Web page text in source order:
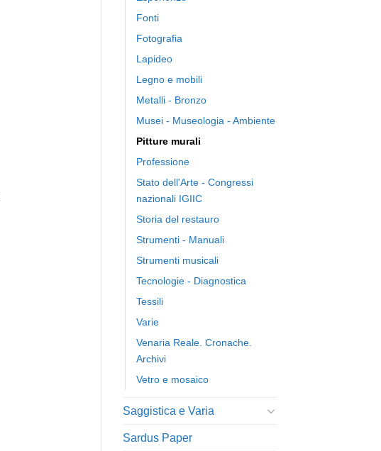
Fonti
Fotografia
Lapideo
Legno e mobili
Metalli - Bronzo
Musei - Museologia - Ambiente
Pitture murali
Professione
Stato dell'Arte - Congressi
nazionali IGIIC
Storia del restauro
Strumenti - Manuali
Strumenti musicali
Tecnologie - Diagnostica
Tessili
Varie
Venaria Reale. Cronache.
Archivi
Vetro e mosaico
Saggistica e Varia
Sardus Paper